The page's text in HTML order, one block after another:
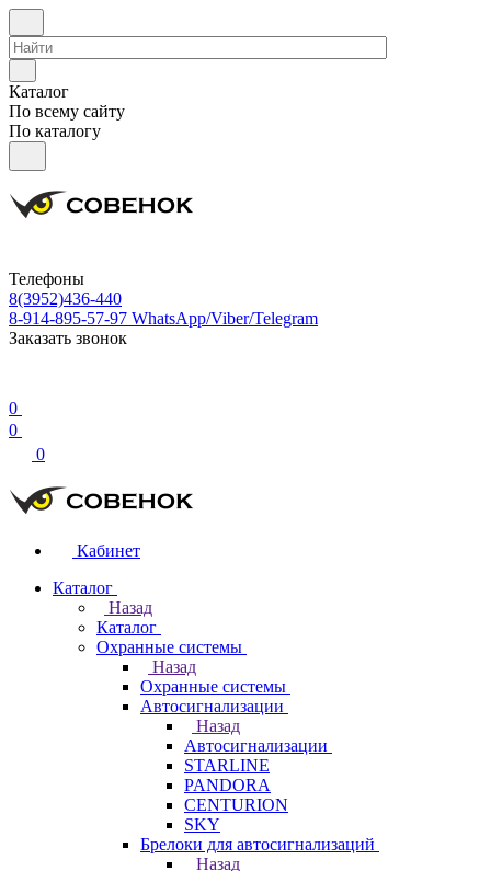
Каталог
По всему сайту
По каталогу
Телефоны
8(3952)436-440
8-914-895-57-97 WhatsApp/Viber/Telegram
Заказать звонок
0
0
0
Кабинет
Каталог
Назад
Каталог
Охранные системы
Назад
Охранные системы
Автосигнализации
Назад
Автосигнализации
STARLINE
PANDORA
CENTURION
SKY
Брелоки для автосигнализаций
Назад